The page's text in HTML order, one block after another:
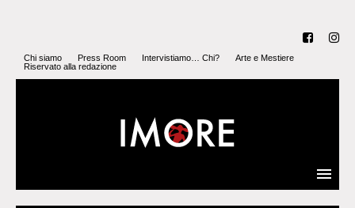
Chi siamo Press Room Intervistiamo… Chi?
Arte e Mestiere
Riservato alla redazione